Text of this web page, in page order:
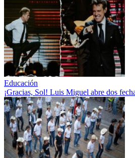
Educación
¡Gracias, Sol! Luis Miguel abre dos